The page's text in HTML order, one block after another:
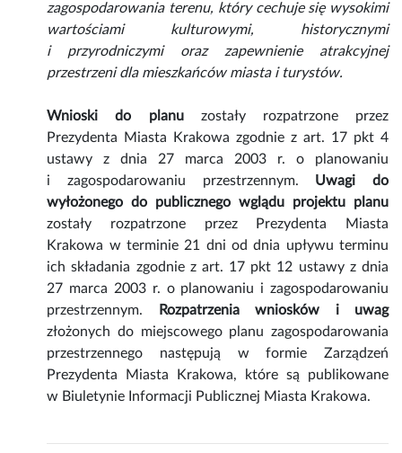
zagospodarowania terenu, który cechuje się wysokimi
wartościami kulturowymi, historycznymi
i przyrodniczymi oraz zapewnienie atrakcyjnej
przestrzeni dla mieszkańców miasta i turystów.
Wnioski do planuzostały rozpatrzone przez
Prezydenta Miasta Krakowa zgodnie z art. 17 pkt 4
ustawy z dnia 27 marca 2003 r. o planowaniu
i zagospodarowaniu przestrzennym. Uwagi do
wyłożonego do publicznego wglądu projektu planu
zostały rozpatrzone przez Prezydenta Miasta
Krakowa w terminie 21 dni od dnia upływu terminu
ich składania zgodnie z art. 17 pkt 12 ustawy z dnia
27 marca 2003 r. o planowaniu i zagospodarowaniu
przestrzennym.
Rozpatrzenia wniosków i uwag
złożonych do miejscowego planu zagospodarowania
przestrzennego następują w formie Zarządzeń
Prezydenta Miasta Krakowa, które są publikowane
w Biuletynie Informacji Publicznej Miasta Krakowa.